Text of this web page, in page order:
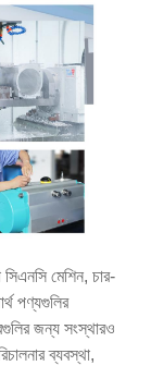
মেশিন, চার-
পণ্যগুলির
জন্য সংস্থারও
ব্যবস্থা,